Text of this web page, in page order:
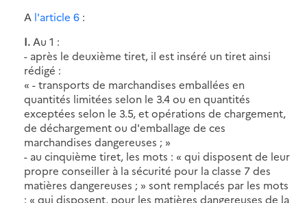
A l'article 6 :
I. Au 1 :
- après le deuxième tiret, il est inséré un tiret ainsi
rédigé :
« - transports de marchandises emballées en
quantités limitées selon le 3.4 ou en quantités
exceptées selon le 3.5, et opérations de chargement,
de déchargement ou d'emballage de ces
marchandises dangereuses ; »
- au cinquième tiret, les mots : « qui disposent de leur
propre conseiller à la sécurité pour la classe 7 des
matières dangereuses ; » sont remplacés par les mots
: « qui disposent, pour les matières dangereuses de la